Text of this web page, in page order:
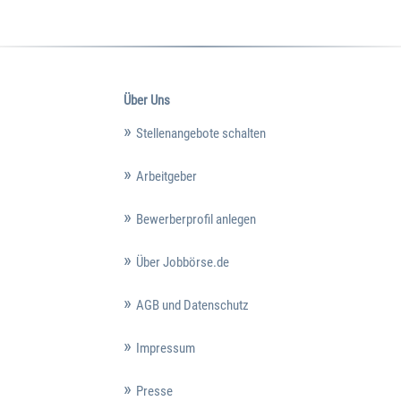
Über Uns
Stellenangebote schalten
Arbeitgeber
Bewerberprofil anlegen
Über Jobbörse.de
AGB und Datenschutz
Impressum
Presse